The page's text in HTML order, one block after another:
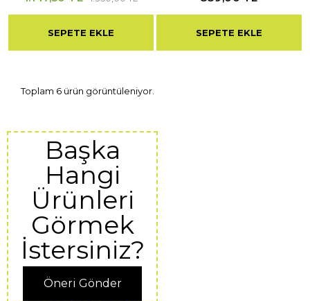
SEPETE EKLE SEPETE EKLE
Toplam 6 ürün görüntüleniyor.
Başka
Hangi
Ürünleri
Görmek
İstersiniz?
Öneri Gönder